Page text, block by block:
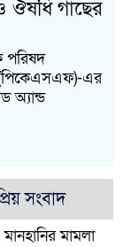
গাছের
পরিষদ
(পিকেএসএফ)-এর
অ্যান্ড
সংবাদ
মামলা